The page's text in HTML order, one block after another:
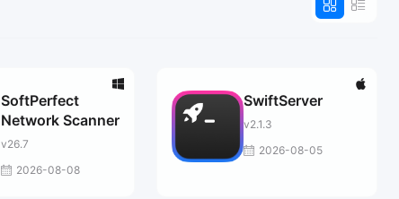
SoftPerfect
Network Scanner
v26.7
2026-08-08
SwiftServer
v2.1.3
2026-08-05